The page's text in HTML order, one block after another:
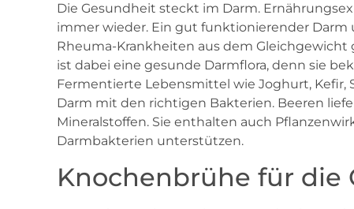
Die Gesundheit steckt im Darm.
immer wieder. Ein gut funktionierender
Rheuma-Krankheiten aus dem
ist dabei eine gesunde Darmflora, denn sie
Fermentierte Lebensmittel wie Joghurt, Kefir,
Darm mit den richtigen Bakterien. Beeren
Mineralstoffen. Sie enthalten auch
Darmbakterien unterstützen.
Knochenbrühe für die